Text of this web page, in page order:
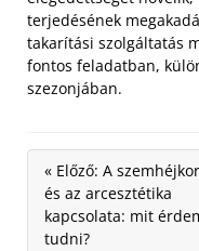
terjedésének
takarítási szolgáltatás
fontos feladatban,
szezonjában.
« Előző: A
és az arcesztétika
kapcsolata: mit
tudni?